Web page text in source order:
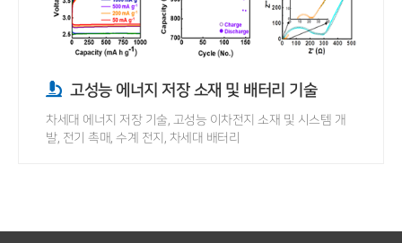
고성능 에너지 저장 소재 및 배터리 기술
차세대 에너지 저장 기술, 고성능 이차전지 소재 및 시스템 개
발, 전기 촉매, 수계 전지, 차세대 배터리